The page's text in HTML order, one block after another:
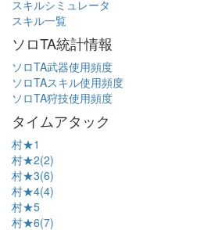
スキルシミュレータ
スキル一覧
ソロTA統計情報
ソロTA武器使用頻度
ソロTAスキル使用頻度
ソロTA狩技使用頻度
タイムアタック
村★1
村★2(2)
村★3(6)
村★4(4)
村★5
村★6(7)